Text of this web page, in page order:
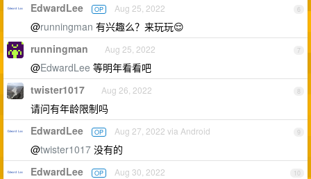
6
EdwardLee OP Aug 25, 2022
@runningman 有兴趣么？来玩玩😌
7
runningman Aug 25, 2022
@EdwardLee 等明年看看吧
8
twister1017 Aug 26, 2022
请问有年龄限制吗
9
EdwardLee OP Aug 27, 2022 via Android
@twister1017 没有的
10
EdwardLee OP Aug 30, 2022